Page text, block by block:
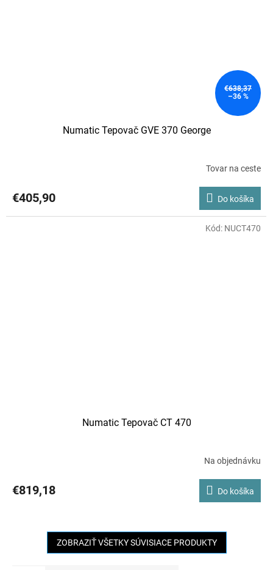
€638,37
–36 %
Numatic Tepovač GVE 370 George
Tovar na ceste
€405,90 Do košíka
Numatic Tepovač CT 470
Na objednávku
€819,18 Do košíka
Kód: NUCT470
ZOBRAZIŤ VŠETKY SÚVISIACE PRODUKTY